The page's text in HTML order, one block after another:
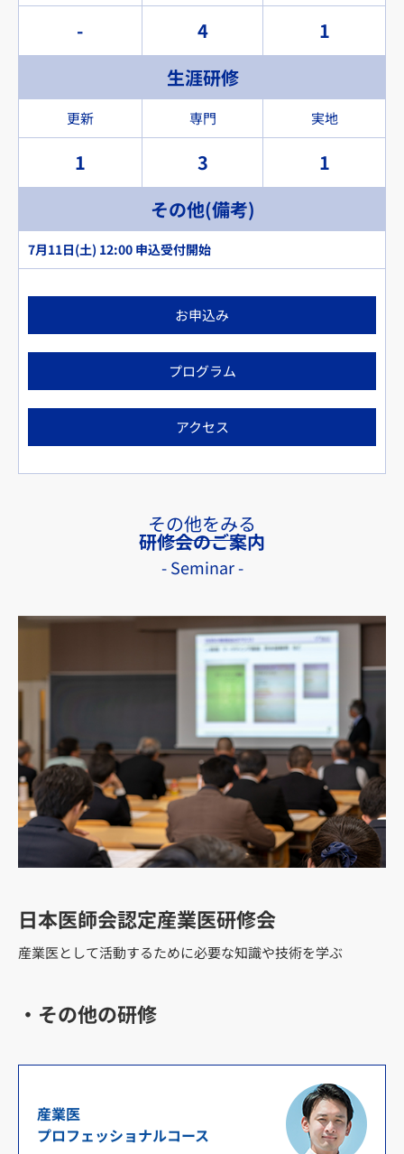
- 4
1
生涯研修
更新 専門 実地
1 3
1
その他(備考)
7月11日(土) 12:00 申込受付開始
お申込み
プログラム
アクセス
その他をみる
研修会のご案内
- Seminar -
日本医師会認定産業医研修会
産業医として活動するために必要な知識や技術を学ぶ
・その他の研修
産業医
プロフェッショナルコース